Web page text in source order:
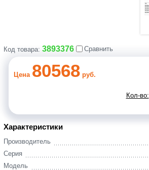
Код товара: 3893376 Сравнить
Цена 80568 руб.
Кол-во:
Характеристики
Производитель
Серия
Модель